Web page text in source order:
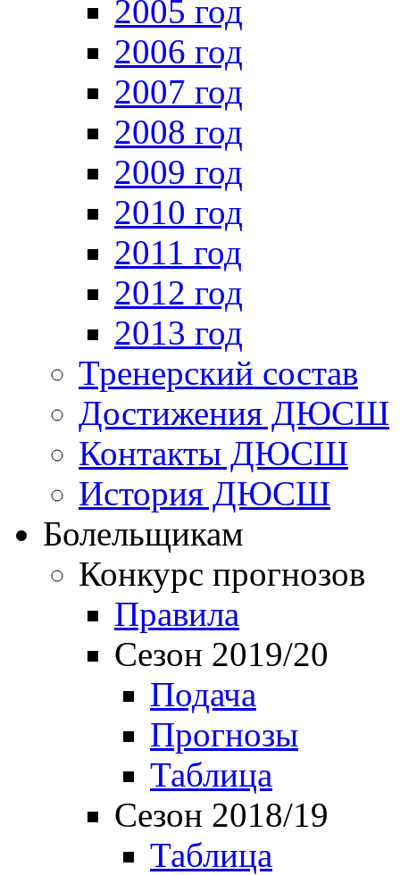
2005 год
2006 год
2007 год
2008 год
2009 год
2010 год
2011 год
2012 год
2013 год
Тренерский состав
Достижения ДЮСШ
Контакты ДЮСШ
История ДЮСШ
Болельщикам
Конкурс прогнозов
Правила
Сезон 2019/20
Подача
Прогнозы
Таблица
Сезон 2018/19
Таблица